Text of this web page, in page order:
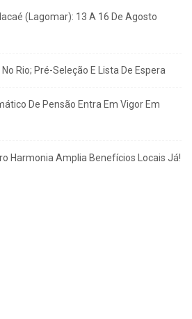
(Lagomar): 13 A 16 De Agosto
Rio; Pré-Seleção E Lista De Espera
De Pensão Entra Em Vigor Em
Harmonia Amplia Benefícios Locais Já!